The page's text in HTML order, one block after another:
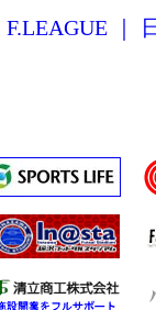
F.LEAGUE ｜